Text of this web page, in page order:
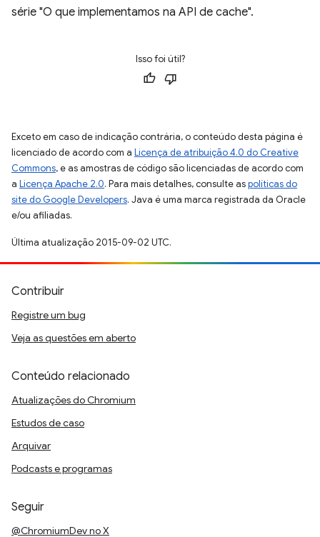
série "O que implementamos na API de cache".
Isso foi útil?
Exceto em caso de indicação contrária, o conteúdo desta página é
licenciado de acordo com a Licença de atribuição 4.0 do Creative
Commons, e as amostras de código são licenciadas de acordo com
a Licença Apache 2.0. Para mais detalhes, consulte aspolíticas do
site do Google Developers. Java é uma marca registrada da Oracle
e/ou afiliadas.
Última atualização 2015-09-02 UTC.
Contribuir
Registre um bug
Veja as questões em aberto
Conteúdo relacionado
Atualizações do Chromium
Estudos de caso
Arquivar
Podcasts e programas
Seguir
@ChromiumDev no X